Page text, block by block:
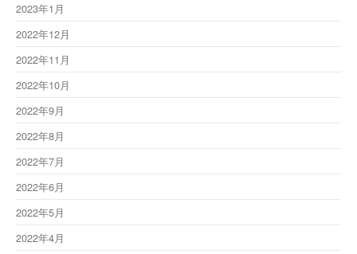
2023年1月
2022年12月
2022年11月
2022年10月
2022年9月
2022年8月
2022年7月
2022年6月
2022年5月
2022年4月